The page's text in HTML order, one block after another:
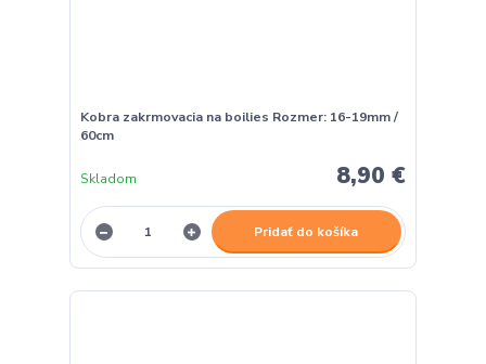
Kobra zakrmovacia na boilies Rozmer: 16-19mm /
60cm
8,90 €
Skladom
Pridať do košíka